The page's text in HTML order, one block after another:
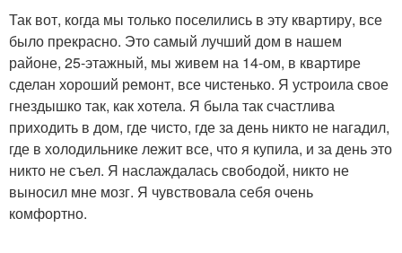
Так вот, когда мы только поселились в эту квартиру, все
было прекрасно. Это самый лучший дом в нашем
районе, 25-этажный, мы живем на 14-ом, в квартире
сделан хороший ремонт, все чистенько. Я устроила свое
гнездышко так, как хотела. Я была так счастлива
приходить в дом, где чисто, где за день никто не нагадил,
где в холодильнике лежит все, что я купила, и за день это
никто не съел. Я наслаждалась свободой, никто не
выносил мне мозг. Я чувствовала себя очень
комфортно.